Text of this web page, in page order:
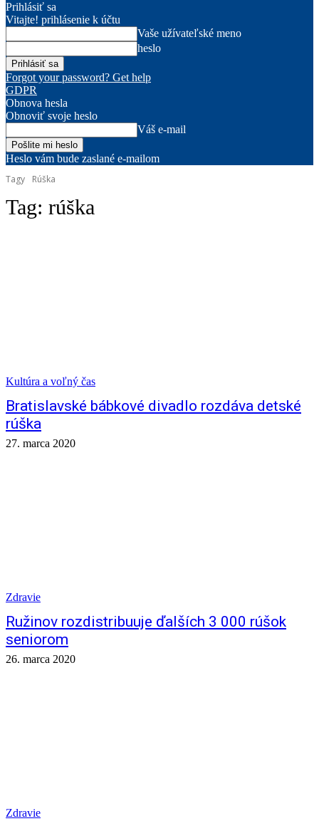
Prihlásiť sa
Vitajte! prihlásenie k účtu
Vaše užívateľské meno
heslo
Forgot your password? Get help
GDPR
Obnova hesla
Obnoviť svoje heslo
Váš e-mail
Heslo vám bude zaslané e-mailom
Tagy
Rúška
Tag: rúška
Kultúra a voľný čas
Bratislavské bábkové divadlo rozdáva detské
rúška
27. marca 2020
Zdravie
Ružinov rozdistribuuje ďalších 3 000 rúšok
seniorom
26. marca 2020
Zdravie